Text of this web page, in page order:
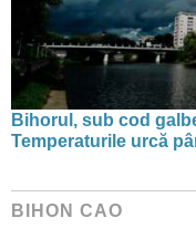
Bihorul, sub cod
Temperaturile urcă
BIHON CAO